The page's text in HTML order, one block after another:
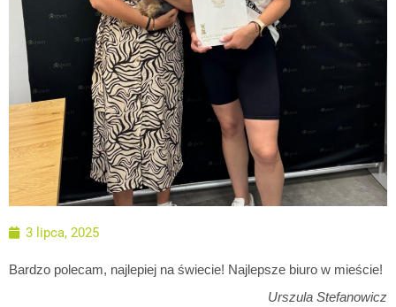
3 lipca, 2025
Bardzo polecam, najlepiej na świecie! Najlepsze biuro w mieście!
Urszula Stefanowicz